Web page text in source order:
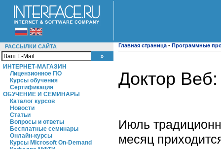
РАССЫЛКИ САЙТА
ИНТЕРНЕТ-МАГАЗИН
Лицензионное ПО
Курсы обучения
Сертификация
ОБУЧЕНИЕ И СЕМИНАРЫ
Каталог курсов
Новости
Статьи
Вопросы и ответы
Бесплатные семинары
Онлайн-курсы
Курсы Microsoft On-Demand
Главная страница - Программные
Доктор
Июль
месяц